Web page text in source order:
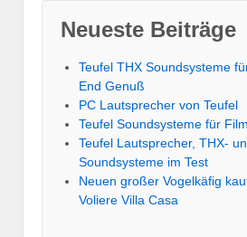
Neueste Beiträge
Teufel THX Soundsysteme
End Genuß
PC Lautsprecher von Teufel
Teufel Soundsysteme für
Teufel Lautsprecher, THX-
Soundsysteme im Test
Neuen großer Vogelkäfig
Voliere Villa Casa